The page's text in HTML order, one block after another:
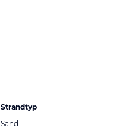
Strandtyp
Sand